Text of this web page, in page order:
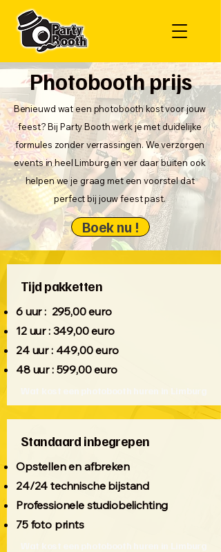
Photobooth prijs
Benieuwd wat een photobooth kost voor jouw
feest? Bij Party Booth werk je met duidelijke
formules zonder verrassingen. We verzorgen
events in heel Limburg en ver daar buiten ook
helpen we je graag met een voorstel dat
perfect bij jouw feest past.
Boek nu !
Tijd pakketten
6 uur : 295,00 euro
12 uur : 349,00 euro
24 uur : 449,00 euro
48 uur : 599,00 euro
Wat kost een photobooth huren in Limburg
Standaard inbegrepen
Opstellen en afbreken
24/24 technische bijstand
Professionele studiobelichting
75 foto prints
Wat kost een photobooth huren in Limburg